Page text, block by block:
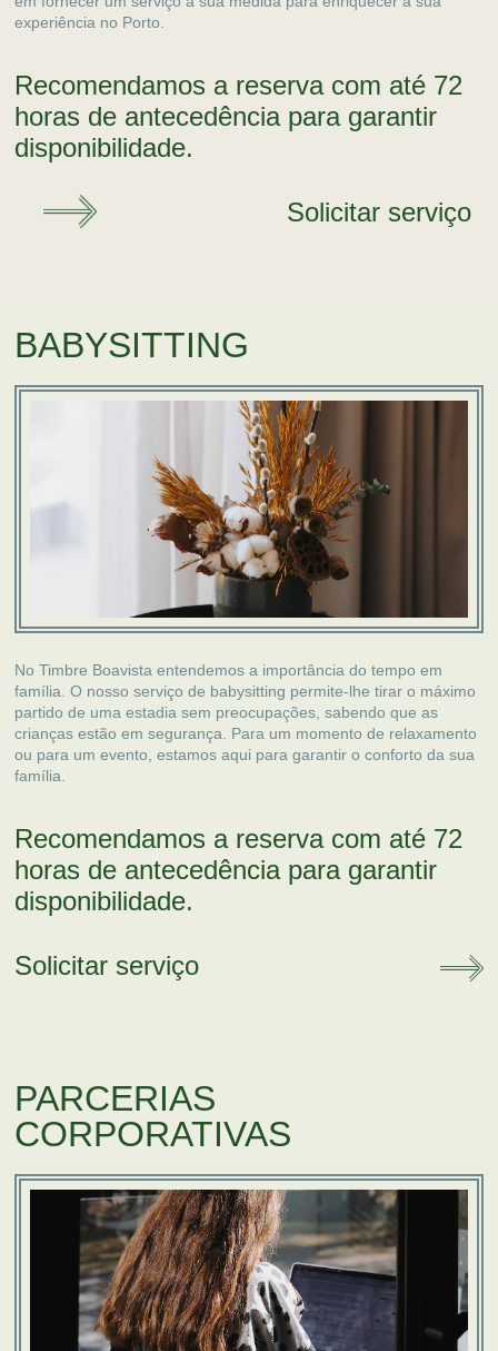
experiência no Porto.
Recomendamos a reserva com até 72
horas de antecedência para garantir
disponibilidade.
Solicitar serviço
No Timbre Boavista entendemos a importância do tempo em
família. O nosso serviço de babysitting permite-lhe tirar o máximo
partido de uma estadia sem preocupações, sabendo que as
crianças estão em segurança. Para um momento de relaxamento
ou para um evento, estamos aqui para garantir o conforto da sua
família.
Recomendamos a reserva com até 72
horas de antecedência para garantir
disponibilidade.
Solicitar serviço
BABYSITTING
PARCERIAS
CORPORATIVAS